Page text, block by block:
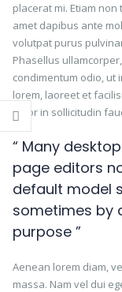
placerat mi. Etiam
amet dapibus ante
volutpat purus
Phasellus
condimentum odio, ut
lorem, laoreet et
dolor in sollicitudin
“ Many
page editors
default model
sometimes by
purpose ”
Aenean lorem diam,
massa. Nam vel dui